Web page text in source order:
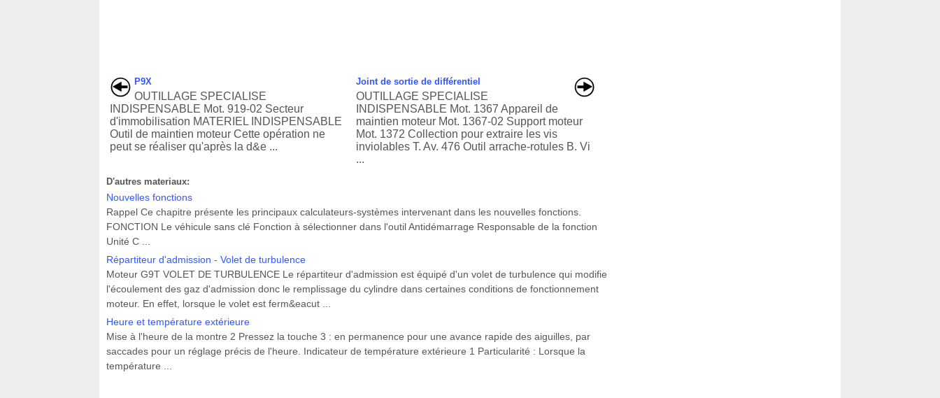
P9X
OUTILLAGE SPECIALISE
INDISPENSABLE Mot. 919-02 Secteur
d'immobilisation MATERIEL INDISPENSABLE
Outil de maintien moteur Cette opération ne
peut se réaliser qu'après la d&e ...
Joint de sortie de différentiel
OUTILLAGE SPECIALISE
INDISPENSABLE Mot. 1367 Appareil de
maintien moteur Mot. 1367-02 Support moteur
Mot. 1372 Collection pour extraire les vis
inviolables T. Av. 476 Outil arrache-rotules B. Vi
...
D'autres materiaux:
Nouvelles fonctions
Rappel Ce chapitre présente les principaux calculateurs-systèmes intervenant dans les nouvelles fonctions.
FONCTION Le véhicule sans clé Fonction à sélectionner dans l'outil Antidémarrage Responsable de la fonction
Unité C ...
Répartiteur d'admission - Volet de turbulence
Moteur G9T VOLET DE TURBULENCE Le répartiteur d'admission est équipé d'un volet de turbulence qui modifie
l'écoulement des gaz d'admission donc le remplissage du cylindre dans certaines conditions de fonctionnement
moteur. En effet, lorsque le volet est ferm&eacut ...
Heure et température extérieure
Mise à l'heure de la montre 2 Pressez la touche 3 : en permanence pour une avance rapide des aiguilles, par
saccades pour un réglage précis de l'heure. Indicateur de température extérieure 1 Particularité : Lorsque la
température ...